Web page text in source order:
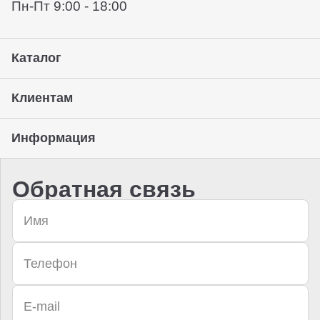
Пн-Пт 9:00 - 18:00
Каталог
Клиентам
Информация
Обратная связь